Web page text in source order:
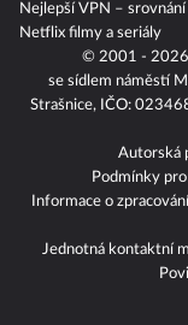
© 2001 -
se sídlem náměstí
Strašnice, IČO:
Autorská
Podmínky
Informace o
Jednotná kontaktní
Nejlepší VPN – srovnání
Netflix filmy a seriály